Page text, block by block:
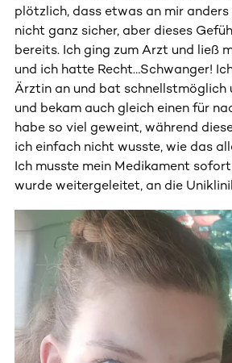
plötzlich, dass etwas an mir
nicht ganz sicher, aber dieses
bereits. Ich ging zum Arzt und ließ
und ich hatte Recht…Schwanger!
Ärztin an und bat schnellstmöglich
und bekam auch gleich einen für
habe so viel geweint, während
ich einfach nicht wusste, wie das
Ich musste mein Medikament
wurde weitergeleitet, an die